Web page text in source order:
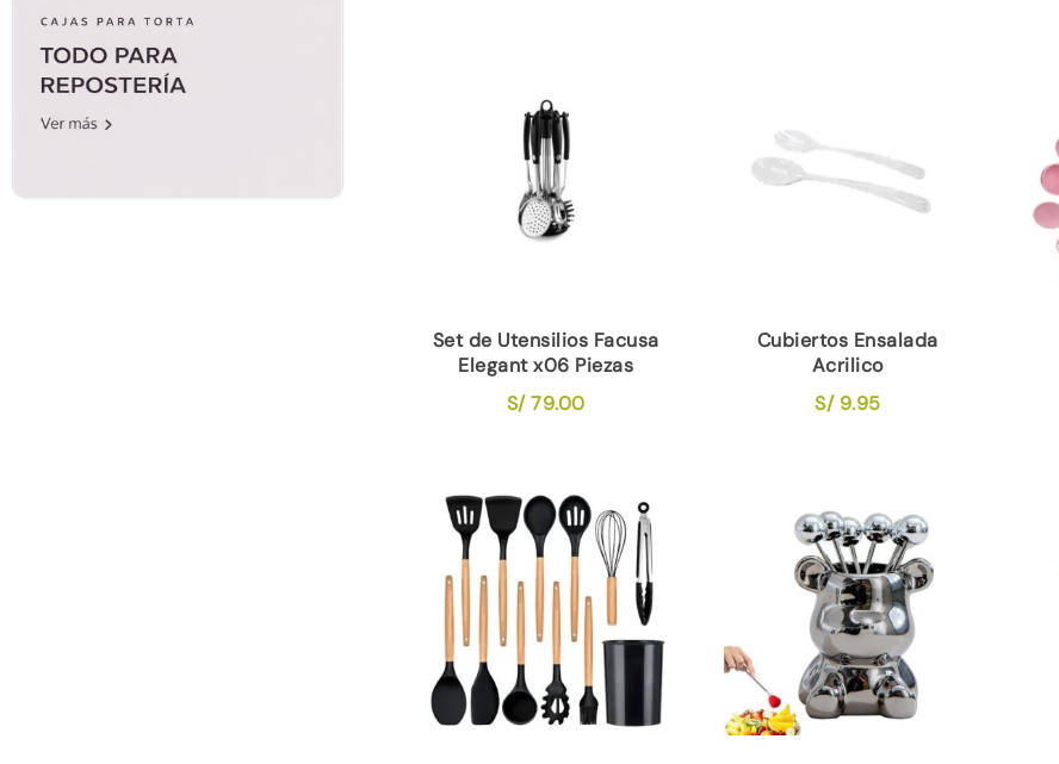
Set de Utensilios Facusa
Elegant x06 Piezas
S/79.00
Cubiertos Ensalada
Acrilico
S/9.95